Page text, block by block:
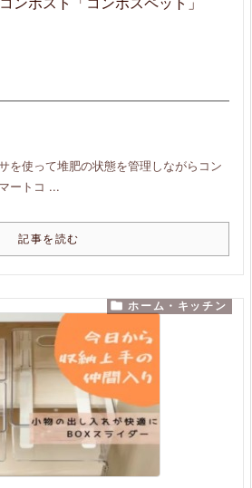
を使って堆肥の状態を管理しながらコン
ートコ ...
記事を読む
 ホーム・キッチン